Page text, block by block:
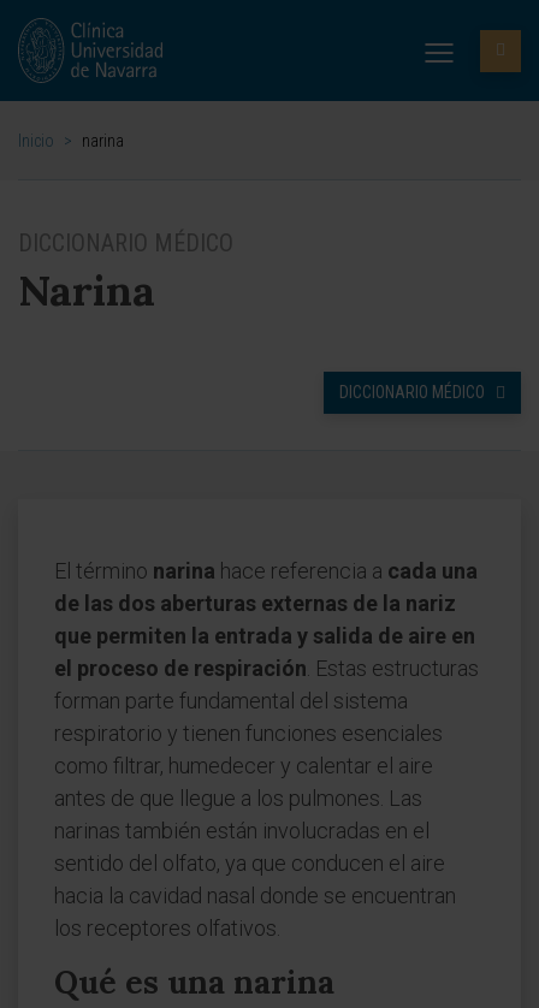
Inicio > narina
DICCIONARIO MÉDICO
Narina
DICCIONARIO MÉDICO
El término narina hace referencia a cada una
de las dos aberturas externas de la nariz
que permiten la entrada y salida de aire en
el proceso de respiración . Estas estructuras
forman parte fundamental del sistema
respiratorio y tienen funciones esenciales
como filtrar, humedecer y calentar el aire
antes de que llegue a los pulmones. Las
narinas también están involucradas en el
sentido del olfato, ya que conducen el aire
hacia la cavidad nasal donde se encuentran
los receptores olfativos.
Qué es una narina